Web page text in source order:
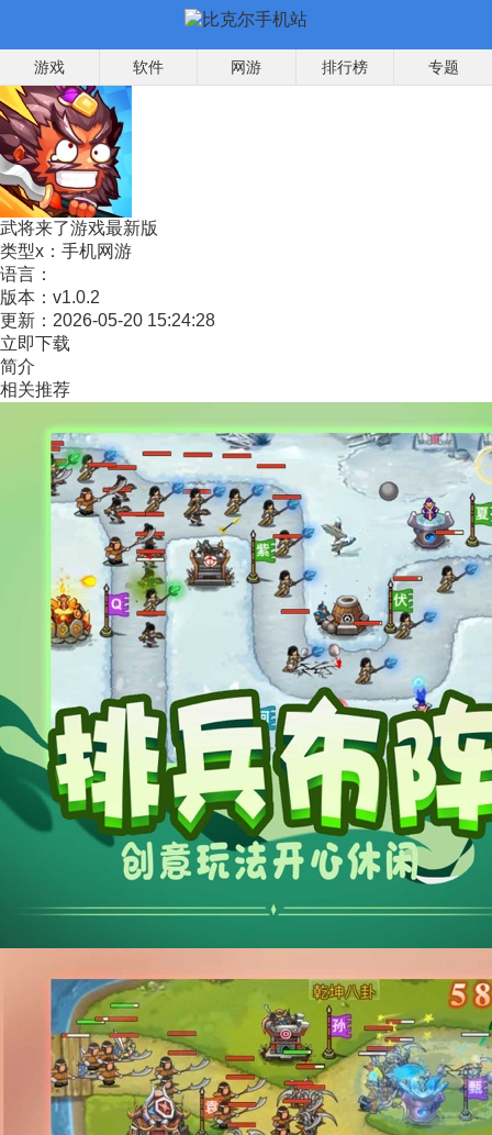
游戏 软件 网游 排行榜 专题
武将来了游戏最新版
类型x： 手机网游
语言：
版本： v1.0.2
更新： 2026-05-20 15:24:28
立即下载
简介
相关推荐